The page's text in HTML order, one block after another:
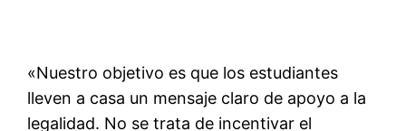
«Nuestro objetivo es que los estudiantes
lleven a casa un mensaje claro de apoyo a la
legalidad. No se trata de incentivar el